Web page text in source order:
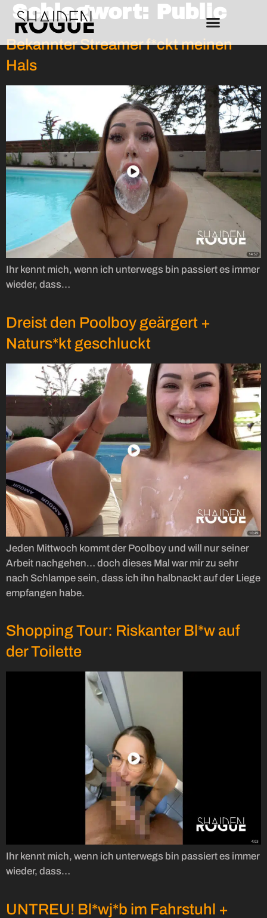
Schlagwort: Public
Bekannter Streamer f*ckt meinen
Hals
Ihr kennt mich, wenn ich unterwegs bin passiert es immer
wieder, dass…
Dreist den Poolboy geärgert +
Naturs*kt geschluckt
Jeden Mittwoch kommt der Poolboy und will nur seiner
Arbeit nachgehen… doch dieses Mal war mir zu sehr
nach Schlampe sein, dass ich ihn halbnackt auf der Liege
empfangen habe.
Shopping Tour: Riskanter Bl*w auf
der Toilette
Ihr kennt mich, wenn ich unterwegs bin passiert es immer
wieder, dass…
UNTREU! Bl*wj*b im Fahrstuhl +